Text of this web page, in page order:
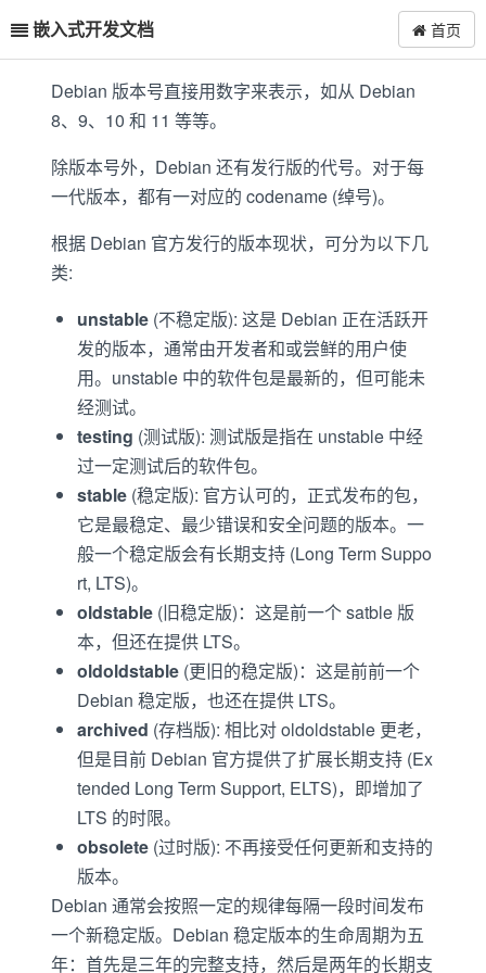
嵌入式开发文档 首页
Debian 版本号直接用数字来表示，如从 Debian
8、9、10 和 11 等等。
除版本号外，Debian 还有发行版的代号。对于每
一代版本，都有一对应的 codename (绰号)。
根据 Debian 官方发行的版本现状，可分为以下几
类:
unstable (不稳定版): 这是 Debian 正在活跃开
发的版本，通常由开发者和或尝鲜的用户使
用。unstable 中的软件包是最新的，但可能未
经测试。
testing (测试版): 测试版是指在 unstable 中经
过一定测试后的软件包。
stable (稳定版): 官方认可的，正式发布的包，
它是最稳定、最少错误和安全问题的版本。一
般一个稳定版会有长期支持 (Long Term Suppo
rt, LTS)。
oldstable (旧稳定版)：这是前一个 satble 版
本，但还在提供 LTS。
oldoldstable (更旧的稳定版)：这是前前一个
Debian 稳定版，也还在提供 LTS。
archived (存档版): 相比对 oldoldstable 更老，
但是目前 Debian 官方提供了扩展长期支持 (Ex
tended Long Term Support, ELTS)，即增加了
LTS 的时限。
obsolete (过时版): 不再接受任何更新和支持的
版本。
Debian 通常会按照一定的规律每隔一段时间发布
一个新稳定版。Debian 稳定版本的生命周期为五
年：首先是三年的完整支持，然后是两年的长期支